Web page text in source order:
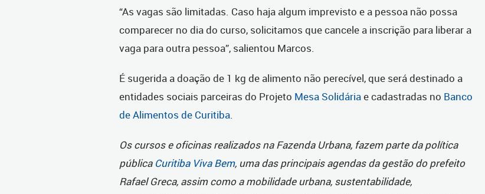
“As vagas são limitadas. Caso haja algum imprevisto e a pessoa não possa
comparecer no dia do curso, solicitamos que cancele a inscrição para liberar a
vaga para outra pessoa”, salientou Marcos.
É sugerida a doação de 1 kg de alimento não perecível, que será destinado a
entidades sociais parceiras do Projeto Mesa Solidáriae cadastradas no Banco
de Alimentos de Curitiba.
Os cursos e oficinas realizados na Fazenda Urbana, fazem parte da política
pública Curitiba Viva Bem, uma das principais agendas da gestão do prefeito
Rafael Greca, assim como a mobilidade urbana, sustentabilidade,